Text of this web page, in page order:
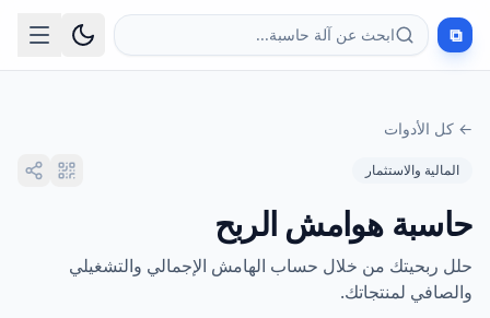
⧉ ابحث عن آلة حاسبة...
← كل الأدوات
المالية والاستثمار
حاسبة هوامش الربح
حلل ربحيتك من خلال حساب الهامش الإجمالي والتشغيلي
والصافي لمنتجاتك.